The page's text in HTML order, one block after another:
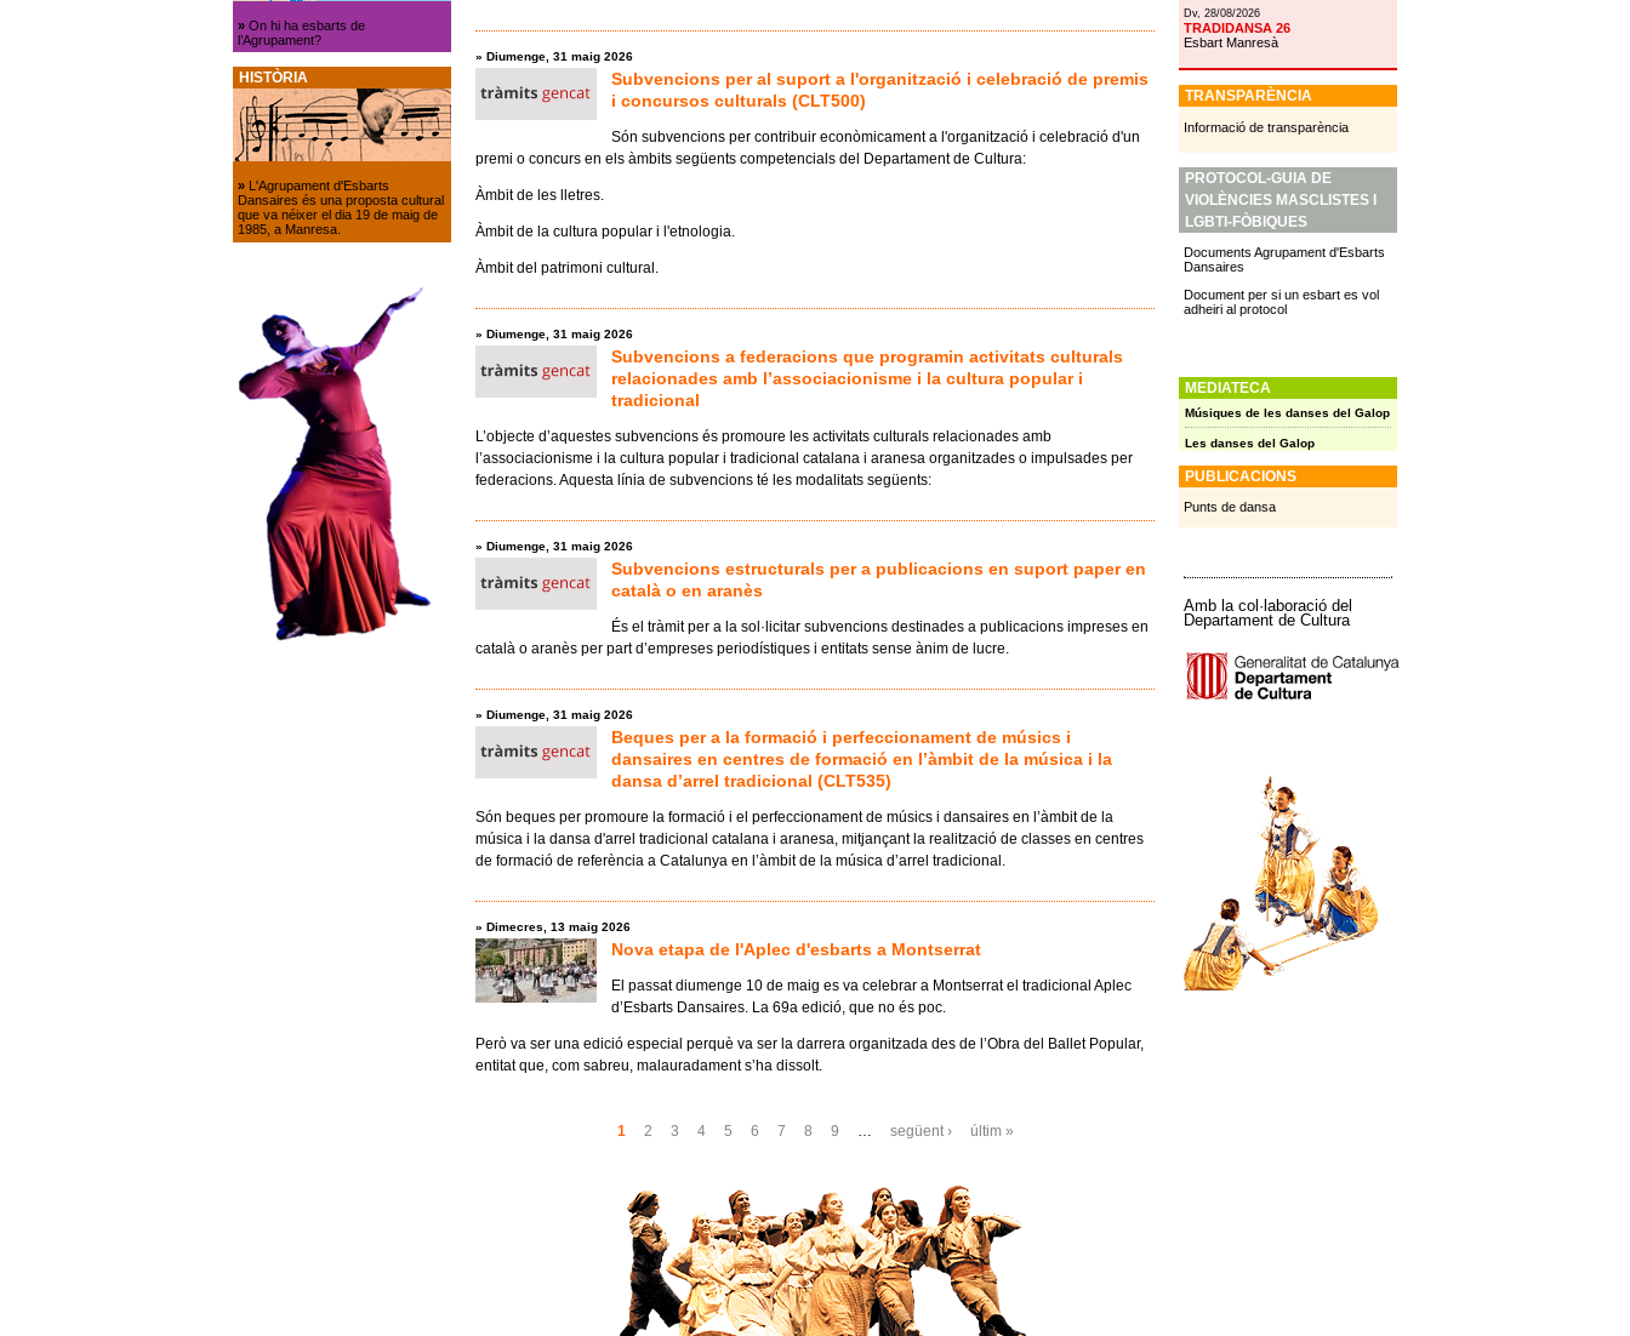
» Diumenge, 31 maig 2026
Subvencions per al suport a l'organització i celebració de premis
i concursos culturals (CLT500)
Són subvencions per contribuir econòmicament a l'organització i celebració d'un
premi o concurs en els àmbits següents competencials del Departament de Cultura:
Àmbit de les lletres.
Àmbit de la cultura popular i l'etnologia.
Àmbit del patrimoni cultural.
» Diumenge, 31 maig 2026
Subvencions a federacions que programin activitats culturals
relacionades amb l’associacionisme i la cultura popular i
tradicional
L’objecte d’aquestes subvencions és promoure les activitats culturals relacionades amb
l’associacionisme i la cultura popular i tradicional catalana i aranesa organitzades o impulsades per
federacions. Aquesta línia de subvencions té les modalitats següents:
» Diumenge, 31 maig 2026
Subvencions estructurals per a publicacions en suport paper en
català o en aranès
És el tràmit per a la sol·licitar subvencions destinades a publicacions impreses en
català o aranès per part d’empreses periodístiques i entitats sense ànim de lucre.
» Diumenge, 31 maig 2026
Beques per a la formació i perfeccionament de músics i
dansaires en centres de formació en l’àmbit de la música i la
dansa d’arrel tradicional (CLT535)
Són beques per promoure la formació i el perfeccionament de músics i dansaires en l’àmbit de la
música i la dansa d'arrel tradicional catalana i aranesa, mitjançant la realització de classes en centres
de formació de referència a Catalunya en l’àmbit de la música d’arrel tradicional.
» Dimecres, 13 maig 2026
Nova etapa de l'Aplec d'esbarts a Montserrat
El passat diumenge 10 de maig es va celebrar a Montserrat el tradicional Aplec
d’Esbarts Dansaires. La 69a edició, que no és poc.
Però va ser una edició especial perquè va ser la darrera organitzada des de l’Obra del Ballet Popular,
entitat que, com sabreu, malauradament s’ha dissolt.
1 2 3 4 5 6 7 8 9 següent › últim »
»On hi ha esbarts de
l’Agrupament?
HISTÒRIA
» L'Agrupament d'Esbarts
Dansaires és una proposta cultural
que va néixer el dia 19 de maig de
1985, a Manresa.
Dv, 28/08/2026
TRADIDANSA 26
Esbart Manresà
TRANSPARÈNCIA
Informació de transparència
PROTOCOL-GUIA DE
VIOLÈNCIES MASCLISTES I
LGBTI-FÒBIQUES
Documents Agrupament d'Esbarts
Dansaires
Document per si un esbart es vol
adheiri al protocol
MEDIATECA
Músiques de les danses del Galop
Les danses del Galop
PUBLICACIONS
Punts de dansa
Amb la col·laboració del
Departament de Cultura